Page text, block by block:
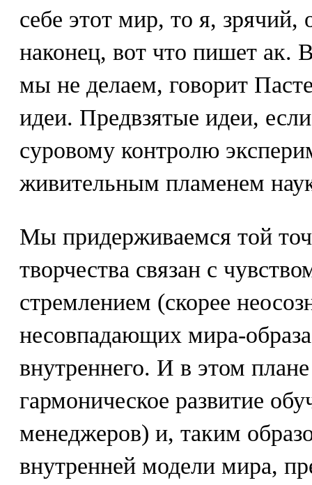
себе этот мир, то я,
наконец, вот что пишет ак.
мы не делаем, говорит
идеи. Предвзятые идеи,
суровому контролю
живительным пламенем
Мы придерживаемся той
творчества связан с
стремлением (скорее
несовпадающих мира-
внутреннего. И в этом
гармоническое развитие
менеджеров) и, таким
внутренней модели мира,